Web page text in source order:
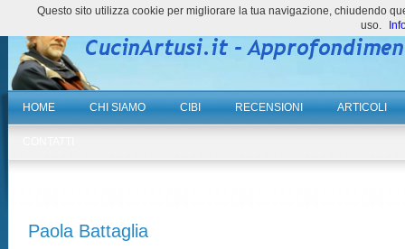
HOME CHI SIAMO CIBI RECENSIONI ARTICOLI
Paola Battaglia
Questo sito utilizza cookie per migliorare la tua navigazione, chiudendo
uso.